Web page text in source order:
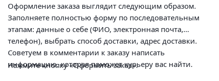
Оформление заказа выглядит следующим образом.
Заполняете полностью форму по последовательным
этапам: данные о себе (ФИО, электронная почта,
телефон), выбрать способ доставки, адрес доставки.
Советуем в комментарии к заказу написать
информацию, которая поможет курьеру вас найти.
Нажмите кнопку «Оформить заказ».